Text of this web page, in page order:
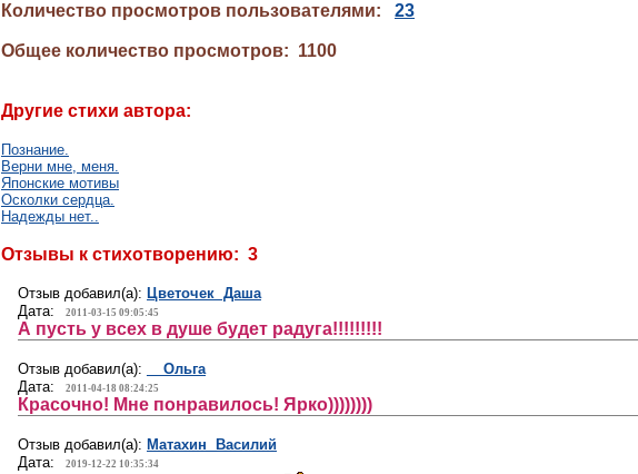
Количество просмотров пользователями: 23
Общее количество просмотров: 1100
Другие стихи автора:
Познание.
Верни мне, меня.
Японские мотивы
Осколки сердца.
Надежды нет..
Отзывы к стихотворению: 3
Отзыв добавил(а): Цветочек Даша
Дата:
2011-03-15 09:05:45
А пусть у всех в душе будет радуга!!!!!!!!!
Отзыв добавил(а):
_ Ольга
Дата:
2011-04-18 08:24:25
Красочно! Мне понравилось! Ярко))))))))
Отзыв добавил(а): Матахин Василий
Дата:
2019-12-22 10:35:34